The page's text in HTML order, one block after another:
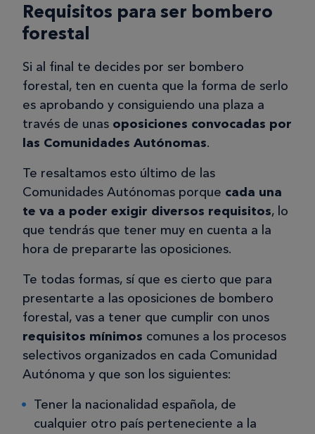
Requisitos para ser bombero
forestal
Si al final te decides por ser bombero
forestal, ten en cuenta que la forma de serlo
es aprobando y consiguiendo una plaza a
través de unas oposiciones convocadas por
las Comunidades Autónomas.
Te resaltamos esto último de las
Comunidades Autónomas porque cada una
te va a poder exigir diversos requisitos, lo
que tendrás que tener muy en cuenta a la
hora de prepararte las oposiciones.
Te todas formas, sí que es cierto que para
presentarte a las oposiciones de bombero
forestal, vas a tener que cumplir con unos
requisitos mínimos comunes a los procesos
selectivos organizados en cada Comunidad
Autónoma y que son los siguientes:
Tener la nacionalidad española, de
cualquier otro país perteneciente a la